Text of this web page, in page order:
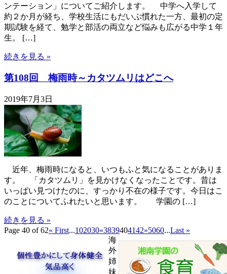
ンテーション」についてご紹介します。 中学へ入学して
約２か月が経ち、学校生活にもだいぶ慣れた一方、最初の定
期試験を経て、勉学と部活の両立など悩みも広がる中学１年
生。 […]
続きを見る »
第108回 梅雨時～カタツムリはどこへ
2019年7月3日
近年、梅雨時になると、いつもふと気になることがありま
す。 「カタツムリ」を見かけなくなったことです。昔は
いっぱい見つけたのに、すっかり不在の様子です。今日はこ
のことについてふれたいと思います。 学園の […]
続きを見る »
Page 40 of 62« First...102030«3839404142»5060...Last »
海
外
姉
妹